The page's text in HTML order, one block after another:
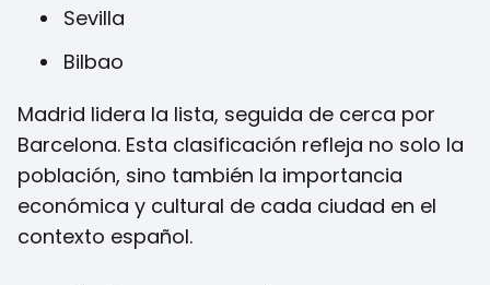
Sevilla
Bilbao
Madrid lidera la lista, seguida de cerca por
Barcelona. Esta clasificación refleja no solo la
población, sino también la importancia
económica y cultural de cada ciudad en el
contexto español.